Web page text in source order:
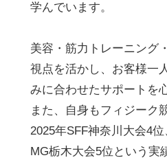
学んでいます。
美容・筋力トレーニング
視点を活かし、お客様一
みに合わせたサポートを
また、自身もフィジーク
2025年SFF神奈川大会4位
MG栃木大会5位という実